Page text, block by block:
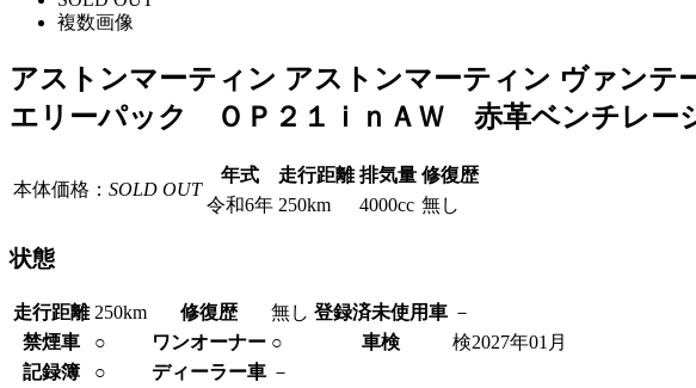
複数画像
アストンマーティン アストンマーティン ヴァン
エリーパック ＯＰ２１ｉｎＡＷ 赤革ベンチレ
本体価格： SOLD OUT
年式 走行距離 排気量 修復歴
令和6年 250km 4000cc 無し
状態
走行距離 250km 修復歴 無し 登録済未使用車 －
禁煙車
○ ワンオーナー ○ 車検
検2027年01月
記録簿
○ ディーラー車 －